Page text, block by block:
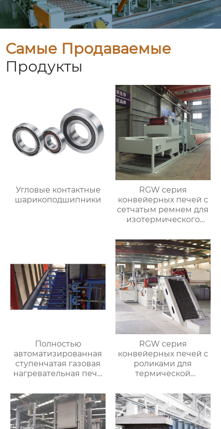
Самые Продаваемые
Продукты
Угловые контактные
шарикоподшипники
RGW серия
конвейерных печей с
сетчатым ремнем для
изотермического
непрерывном
процессе
Полностью
автоматизированная
ступенчатая газовая
нагревательная печь,
автоматизированная
газовая
нагревательная печь
для ковки
RGW серия
конвейерных печей с
роликами для
термической